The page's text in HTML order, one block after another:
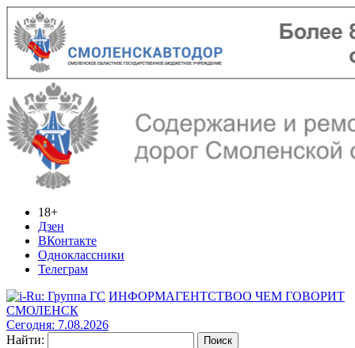
18+
Дзен
ВКонтакте
Одноклассники
Телеграм
ИНФОРМАГЕНТСТВОО ЧЕМ ГОВОРИТ
СМОЛЕНСК
Сегодня: 7.08.2026
Найти: